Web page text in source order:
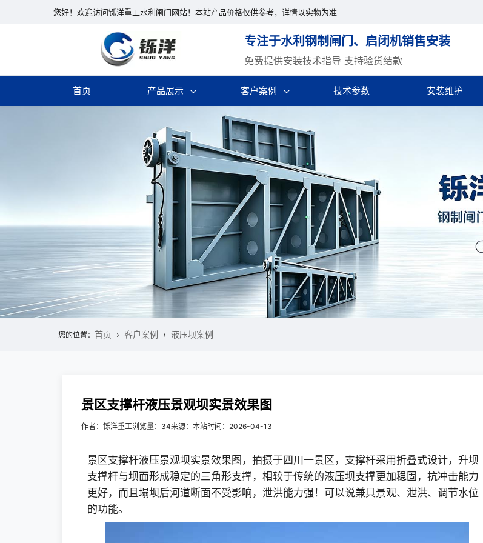
您好！欢迎访问铄洋重工水利闸门网站！本站产品价格仅供参考，详情以实物为准
专注于水利钢制闸门、启闭机销售安装
免费提供安装技术指导 支持验货结款
首页 产品展示 客户案例 技术参数 安装维护
您的位置： 首页 客户案例 液压坝案例
景区支撑杆液压景观坝实景效果图
作者：铄洋重工浏览量：34来源：本站时间：2026-04-13
景区支撑杆液压景观坝实景效果图，拍摄于四川一景区，支撑杆采用折叠式设计，升坝
支撑杆与坝面形成稳定的三角形支撑，相较于传统的液压坝支撑更加稳固，抗冲击能力
更好，而且塌坝后河道断面不受影响，泄洪能力强！可以说兼具景观、泄洪、调节水位
的功能。